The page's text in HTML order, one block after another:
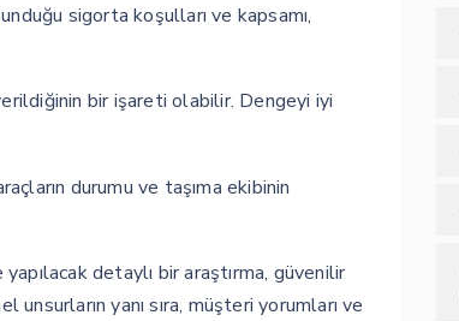
sigorta koşulları ve kapsamı,
bir işareti olabilir. Dengeyi iyi
durumu ve taşıma ekibinin
detaylı bir araştırma, güvenilir
unsurların yanı sıra, müşteri yorumları ve